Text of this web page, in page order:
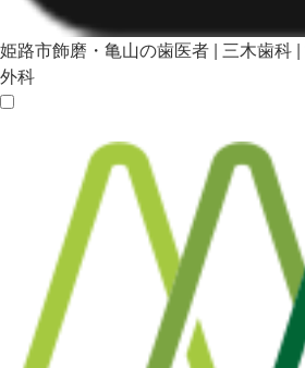
姫路市飾磨・亀山の歯医者 | 三木歯科
外科